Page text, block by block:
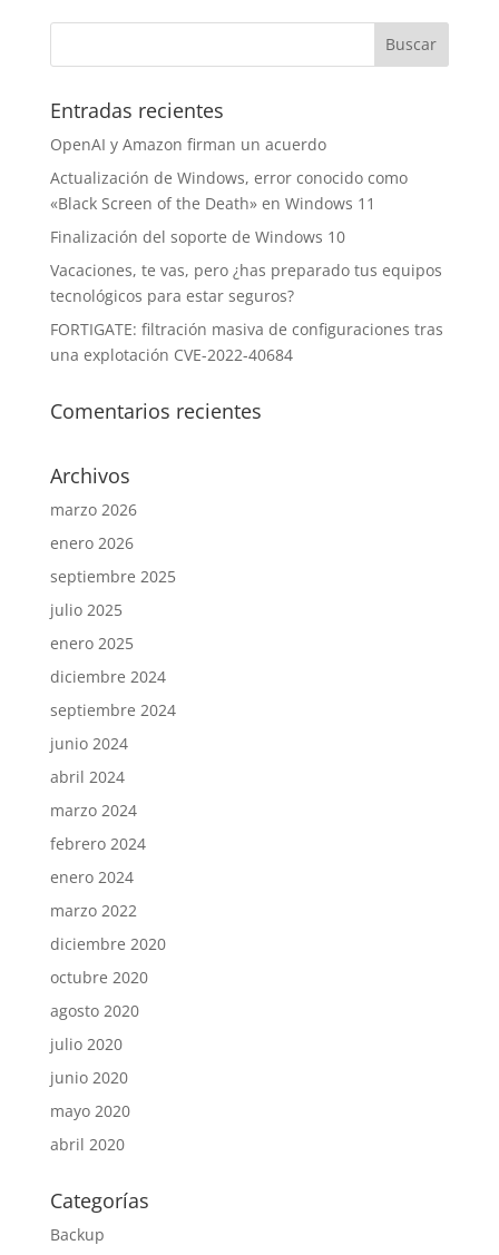
Entradas recientes
OpenAI y Amazon firman un acuerdo
Actualización de Windows, error conocido como
«Black Screen of the Death» en Windows 11
Finalización del soporte de Windows 10
Vacaciones, te vas, pero ¿has preparado tus equipos
tecnológicos para estar seguros?
FORTIGATE: filtración masiva de configuraciones tras
una explotación CVE-2022-40684
Comentarios recientes
Archivos
marzo 2026
enero 2026
septiembre 2025
julio 2025
enero 2025
diciembre 2024
septiembre 2024
junio 2024
abril 2024
marzo 2024
febrero 2024
enero 2024
marzo 2022
diciembre 2020
octubre 2020
agosto 2020
julio 2020
junio 2020
mayo 2020
abril 2020
Categorías
Backup